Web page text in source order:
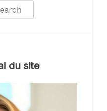
du site